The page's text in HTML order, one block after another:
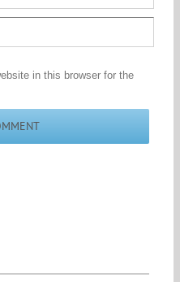
in this browser for the